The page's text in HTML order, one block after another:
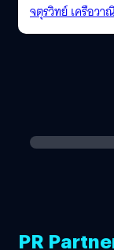
จตุรวิทย์ เครือวา
PR